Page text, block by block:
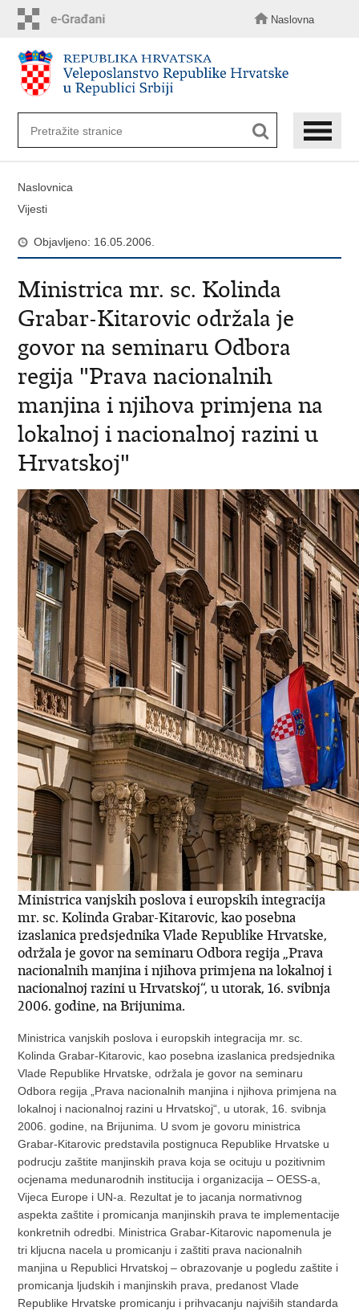
sadržaj
Naslovna
Naslovnica
Vijesti
Objavljeno: 16.05.2006.
Ministrica mr. sc. Kolinda
Grabar-Kitarovic održala je
govor na seminaru Odbora
regija "Prava nacionalnih
manjina i njihova primjena na
lokalnoj i nacionalnoj razini u
Hrvatskoj"
Ministrica vanjskih poslova i europskih integracija
mr. sc. Kolinda Grabar-Kitarovic, kao posebna
izaslanica predsjednika Vlade Republike Hrvatske,
održala je govor na seminaru Odbora regija „Prava
nacionalnih manjina i njihova primjena na lokalnoj i
nacionalnoj razini u Hrvatskoj“, u utorak, 16. svibnja
2006. godine, na Brijunima.
Ministrica vanjskih poslova i europskih integracija mr. sc.
Kolinda Grabar-Kitarovic, kao posebna izaslanica predsjednika
Vlade Republike Hrvatske, održala je govor na seminaru
Odbora regija „Prava nacionalnih manjina i njihova primjena na
lokalnoj i nacionalnoj razini u Hrvatskoj“, u utorak, 16. svibnja
2006. godine, na Brijunima. U svom je govoru ministrica
Grabar-Kitarovic predstavila postignuca Republike Hrvatske u
podrucju zaštite manjinskih prava koja se ocituju u pozitivnim
ocjenama medunarodnih institucija i organizacija – OESS-a,
Vijeca Europe i UN-a. Rezultat je to jacanja normativnog
aspekta zaštite i promicanja manjinskih prava te implementacije
konkretnih odredbi. Ministrica Grabar-Kitarovic napomenula je
tri kljucna nacela u promicanju i zaštiti prava nacionalnih
manjina u Republici Hrvatskoj – obrazovanje u pogledu zaštite i
promicanja ljudskih i manjinskih prava, predanost Vlade
Republike Hrvatske promicanju i prihvacanju najviših standarda